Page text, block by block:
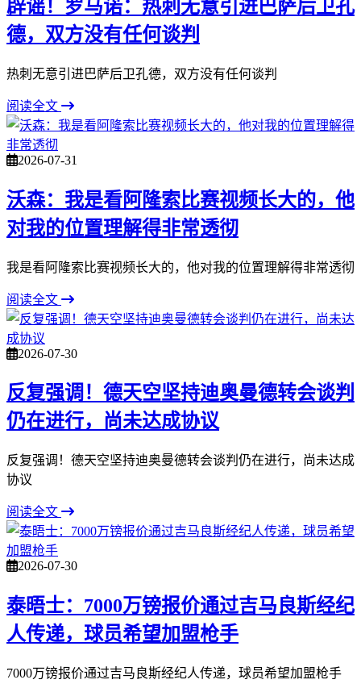
辟谣！罗马诺：热刺无意引进巴萨后卫孔
德，双方没有任何谈判
热刺无意引进巴萨后卫孔德，双方没有任何谈判
阅读全文
2026-07-31
沃森：我是看阿隆索比赛视频长大的，他
对我的位置理解得非常透彻
我是看阿隆索比赛视频长大的，他对我的位置理解得非常透彻
阅读全文
2026-07-30
反复强调！德天空坚持迪奥曼德转会谈判
仍在进行，尚未达成协议
反复强调！德天空坚持迪奥曼德转会谈判仍在进行，尚未达成
协议
阅读全文
2026-07-30
泰晤士：7000万镑报价通过吉马良斯经纪
人传递，球员希望加盟枪手
7000万镑报价通过吉马良斯经纪人传递，球员希望加盟枪手